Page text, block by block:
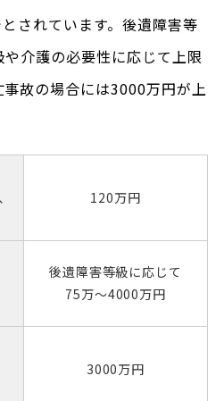
されています。後遺障害等
介護の必要性に応じて上限
故の場合には3000万円が上
120万円
後遺障害等級に応じて
75万～4000万円
3000万円